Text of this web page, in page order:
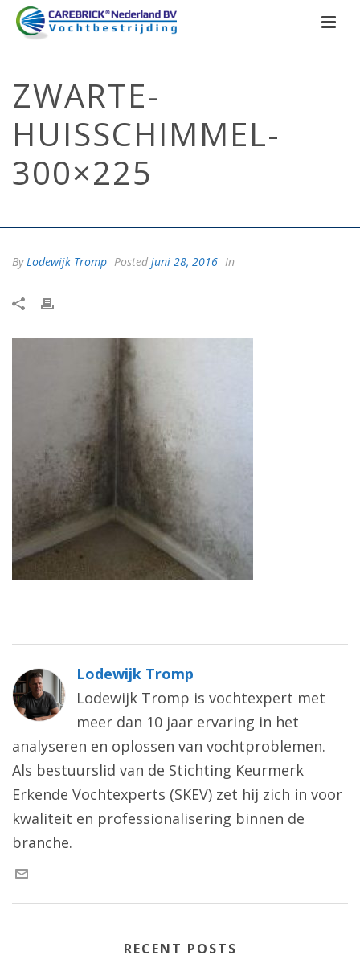
ZWARTE-
HUISSCHIMMEL-
300×225
ByLodewijk Tromp Posted juni 28, 2016 In
Lodewijk Tromp
Lodewijk Tromp is vochtexpert met
meer dan 10 jaar ervaring in het
analyseren en oplossen van vochtproblemen.
Als bestuurslid van de Stichting Keurmerk
Erkende Vochtexperts (SKEV) zet hij zich in voor
kwaliteit en professionalisering binnen de
branche.
RECENT POSTS